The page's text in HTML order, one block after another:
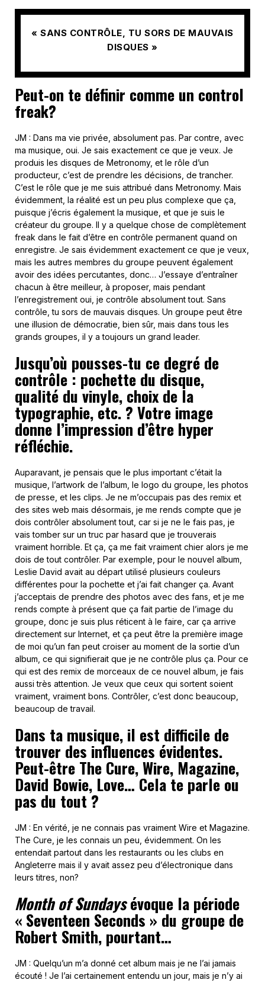
« SANS CONTRÔLE, TU SORS DE MAUVAIS
DISQUES »
Peut-on te définir comme un control
freak?
JM : Dans ma vie privée, absolument pas. Par contre, avec
ma musique, oui. Je sais exactement ce que je veux. Je
produis les disques de Metronomy, et le rôle d’un
producteur, c’est de prendre les décisions, de trancher.
C’est le rôle que je me suis attribué dans Metronomy. Mais
évidemment, la réalité est un peu plus complexe que ça,
puisque j’écris également la musique, et que je suis le
créateur du groupe. Il y a quelque chose de complètement
freak dans le fait d’être en contrôle permanent quand on
enregistre. Je sais évidemment exactement ce que je veux,
mais les autres membres du groupe peuvent également
avoir des idées percutantes, donc… J’essaye d’entraîner
chacun à être meilleur, à proposer, mais pendant
l’enregistrement oui, je contrôle absolument tout. Sans
contrôle, tu sors de mauvais disques. Un groupe peut être
une illusion de démocratie, bien sûr, mais dans tous les
grands groupes, il y a toujours un grand leader.
Jusqu’où pousses-tu ce degré de
contrôle : pochette du disque,
qualité du vinyle, choix de la
typographie, etc. ? Votre image
donne l’impression d’être hyper
réfléchie.
Auparavant, je pensais que le plus important c’était la
musique, l’artwork de l’album, le logo du groupe, les photos
de presse, et les clips. Je ne m’occupais pas des remix et
des sites web mais désormais, je me rends compte que je
dois contrôler absolument tout, car si je ne le fais pas, je
vais tomber sur un truc par hasard que je trouverais
vraiment horrible. Et ça, ça me fait vraiment chier alors je me
dois de tout contrôler. Par exemple, pour le nouvel album,
Leslie David avait au départ utilisé plusieurs couleurs
différentes pour la pochette et j’ai fait changer ça. Avant
j’acceptais de prendre des photos avec des fans, et je me
rends compte à présent que ça fait partie de l’image du
groupe, donc je suis plus réticent à le faire, car ça arrive
directement sur Internet, et ça peut être la première image
de moi qu’un fan peut croiser au moment de la sortie d’un
album, ce qui signifierait que je ne contrôle plus ça. Pour ce
qui est des remix de morceaux de ce nouvel album, je fais
aussi très attention. Je veux que ceux qui sortent soient
vraiment, vraiment bons. Contrôler, c’est donc beaucoup,
beaucoup de travail.
Dans ta musique, il est difficile de
trouver des influences évidentes.
Peut-être The Cure, Wire, Magazine,
David Bowie, Love… Cela te parle ou
pas du tout ?
JM : En vérité, je ne connais pas vraiment Wire et Magazine.
The Cure, je les connais un peu, évidemment. On les
entendait partout dans les restaurants ou les clubs en
Angleterre mais il y avait assez peu d’électronique dans
leurs titres, non?
Month of Sundaysévoque la période
« Seventeen Seconds » du groupe de
Robert Smith, pourtant…
JM : Quelqu’un m’a donné cet album mais je ne l’ai jamais
écouté ! Je l’ai certainement entendu un jour, mais je n’y ai